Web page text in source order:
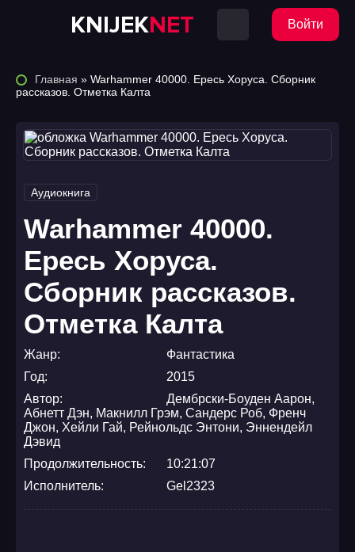
KNIJEKNET Войти
Главная » Warhammer 40000. Ересь Хоруса. Сборник
рассказов. Отметка Калта
Аудиокнига
Warhammer 40000.
Ересь Хоруса.
Сборник рассказов.
Отметка Калта
Жанр:
Фантастика
Год:
2015
Автор:
Дембрски-Боуден Аарон,
Абнетт Дэн, Макнилл Грэм, Сандерс Роб, Френч
Джон, Хейли Гай, Рейнольдс Энтони, Эннендейл
Дэвид
Продолжительность:
10:21:07
Исполнитель:
Gel2323